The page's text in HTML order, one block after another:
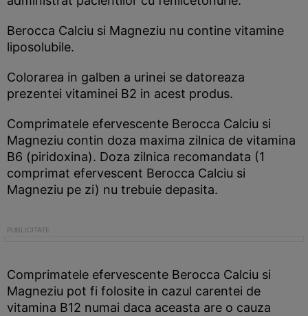
Berocca Calciu si Magneziu nu contine vitamine
liposolubile.
Colorarea in galben a urinei se datoreaza
prezentei vitaminei B2 in acest produs.
Comprimatele efervescente Berocca Calciu si
Magneziu contin doza maxima zilnica de vitamina
B6 (piridoxina). Doza zilnica recomandata (1
comprimat efervescent Berocca Calciu si
Magneziu pe zi) nu trebuie depasita.
Comprimatele efervescente Berocca Calciu si
Magneziu pot fi folosite in cazul carentei de
vitamina B12 numai daca aceasta are o cauza